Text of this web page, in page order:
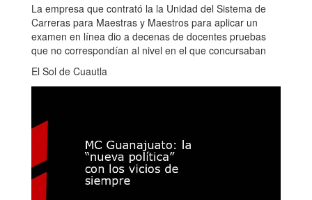
La empresa que contrató la la Unidad del Sistema de
Carreras para Maestras y Maestros para aplicar un
examen en línea dio a decenas de docentes pruebas
que no correspondían al nivel en el que concursaban
El Sol de Cuautla